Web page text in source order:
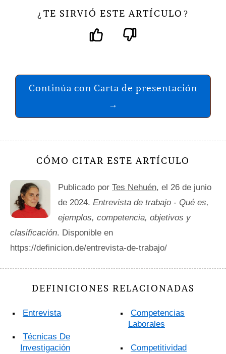
¿ TE SIRVIÓ ESTE ARTÍCULO ?
Continúa con Carta de presentación
→
CÓMO CITAR ESTE ARTÍCULO
Publicado por Tes Nehuén, el 26 de junio
de 2024. Entrevista de trabajo - Qué es,
ejemplos, competencia, objetivos y
clasificación. Disponible en
https://definicion.de/entrevista-de-trabajo/
DEFINICIONES RELACIONADAS
Entrevista
Técnicas De
Investigación
Competencias
Laborales
Competitividad